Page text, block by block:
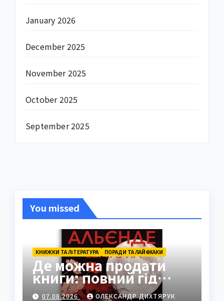
January 2026
December 2025
November 2025
October 2025
September 2025
You missed
КНИЖКИ ТА ЛІТЕРАТУРА ПОРАДИ ТА ЛАЙФХАКИ
Де можна продати
книги: повний гід
платформами 2026
07.08.2026
ОЛЕКСАНДР ДИХТЯРУК